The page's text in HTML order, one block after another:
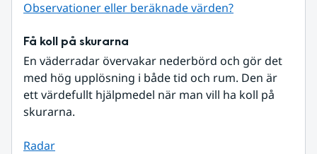
Observationer eller beräknade värden?
Få koll på skurarna
En väderradar övervakar nederbörd och gör det
med hög upplösning i både tid och rum. Den är
ett värdefullt hjälpmedel när man vill ha koll på
skurarna.
Radar